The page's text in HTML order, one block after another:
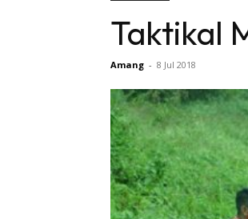
Taktikal
Amang - 8 Jul 2018